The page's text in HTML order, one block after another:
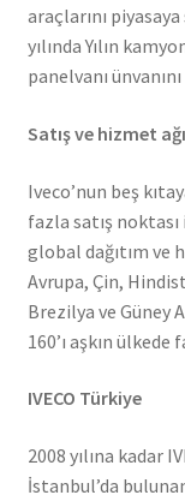
araçlarını
yılında Yılın
panelvanı
Satış ve hizmet ağı
Iveco’nun beş
fazla satış noktası
global dağıtım ve
Avrupa, Çin,
Brezilya ve Güney
160’ı aşkın
IVECO Türkiye
2008 yılına kadar
İstanbul’da